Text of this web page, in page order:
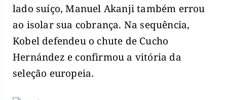
lado suíço, Manuel Akanji também errou
ao isolar sua cobrança. Na sequência,
Kobel defendeu o chute de Cucho
Hernández e confirmou a vitória da
seleção europeia.